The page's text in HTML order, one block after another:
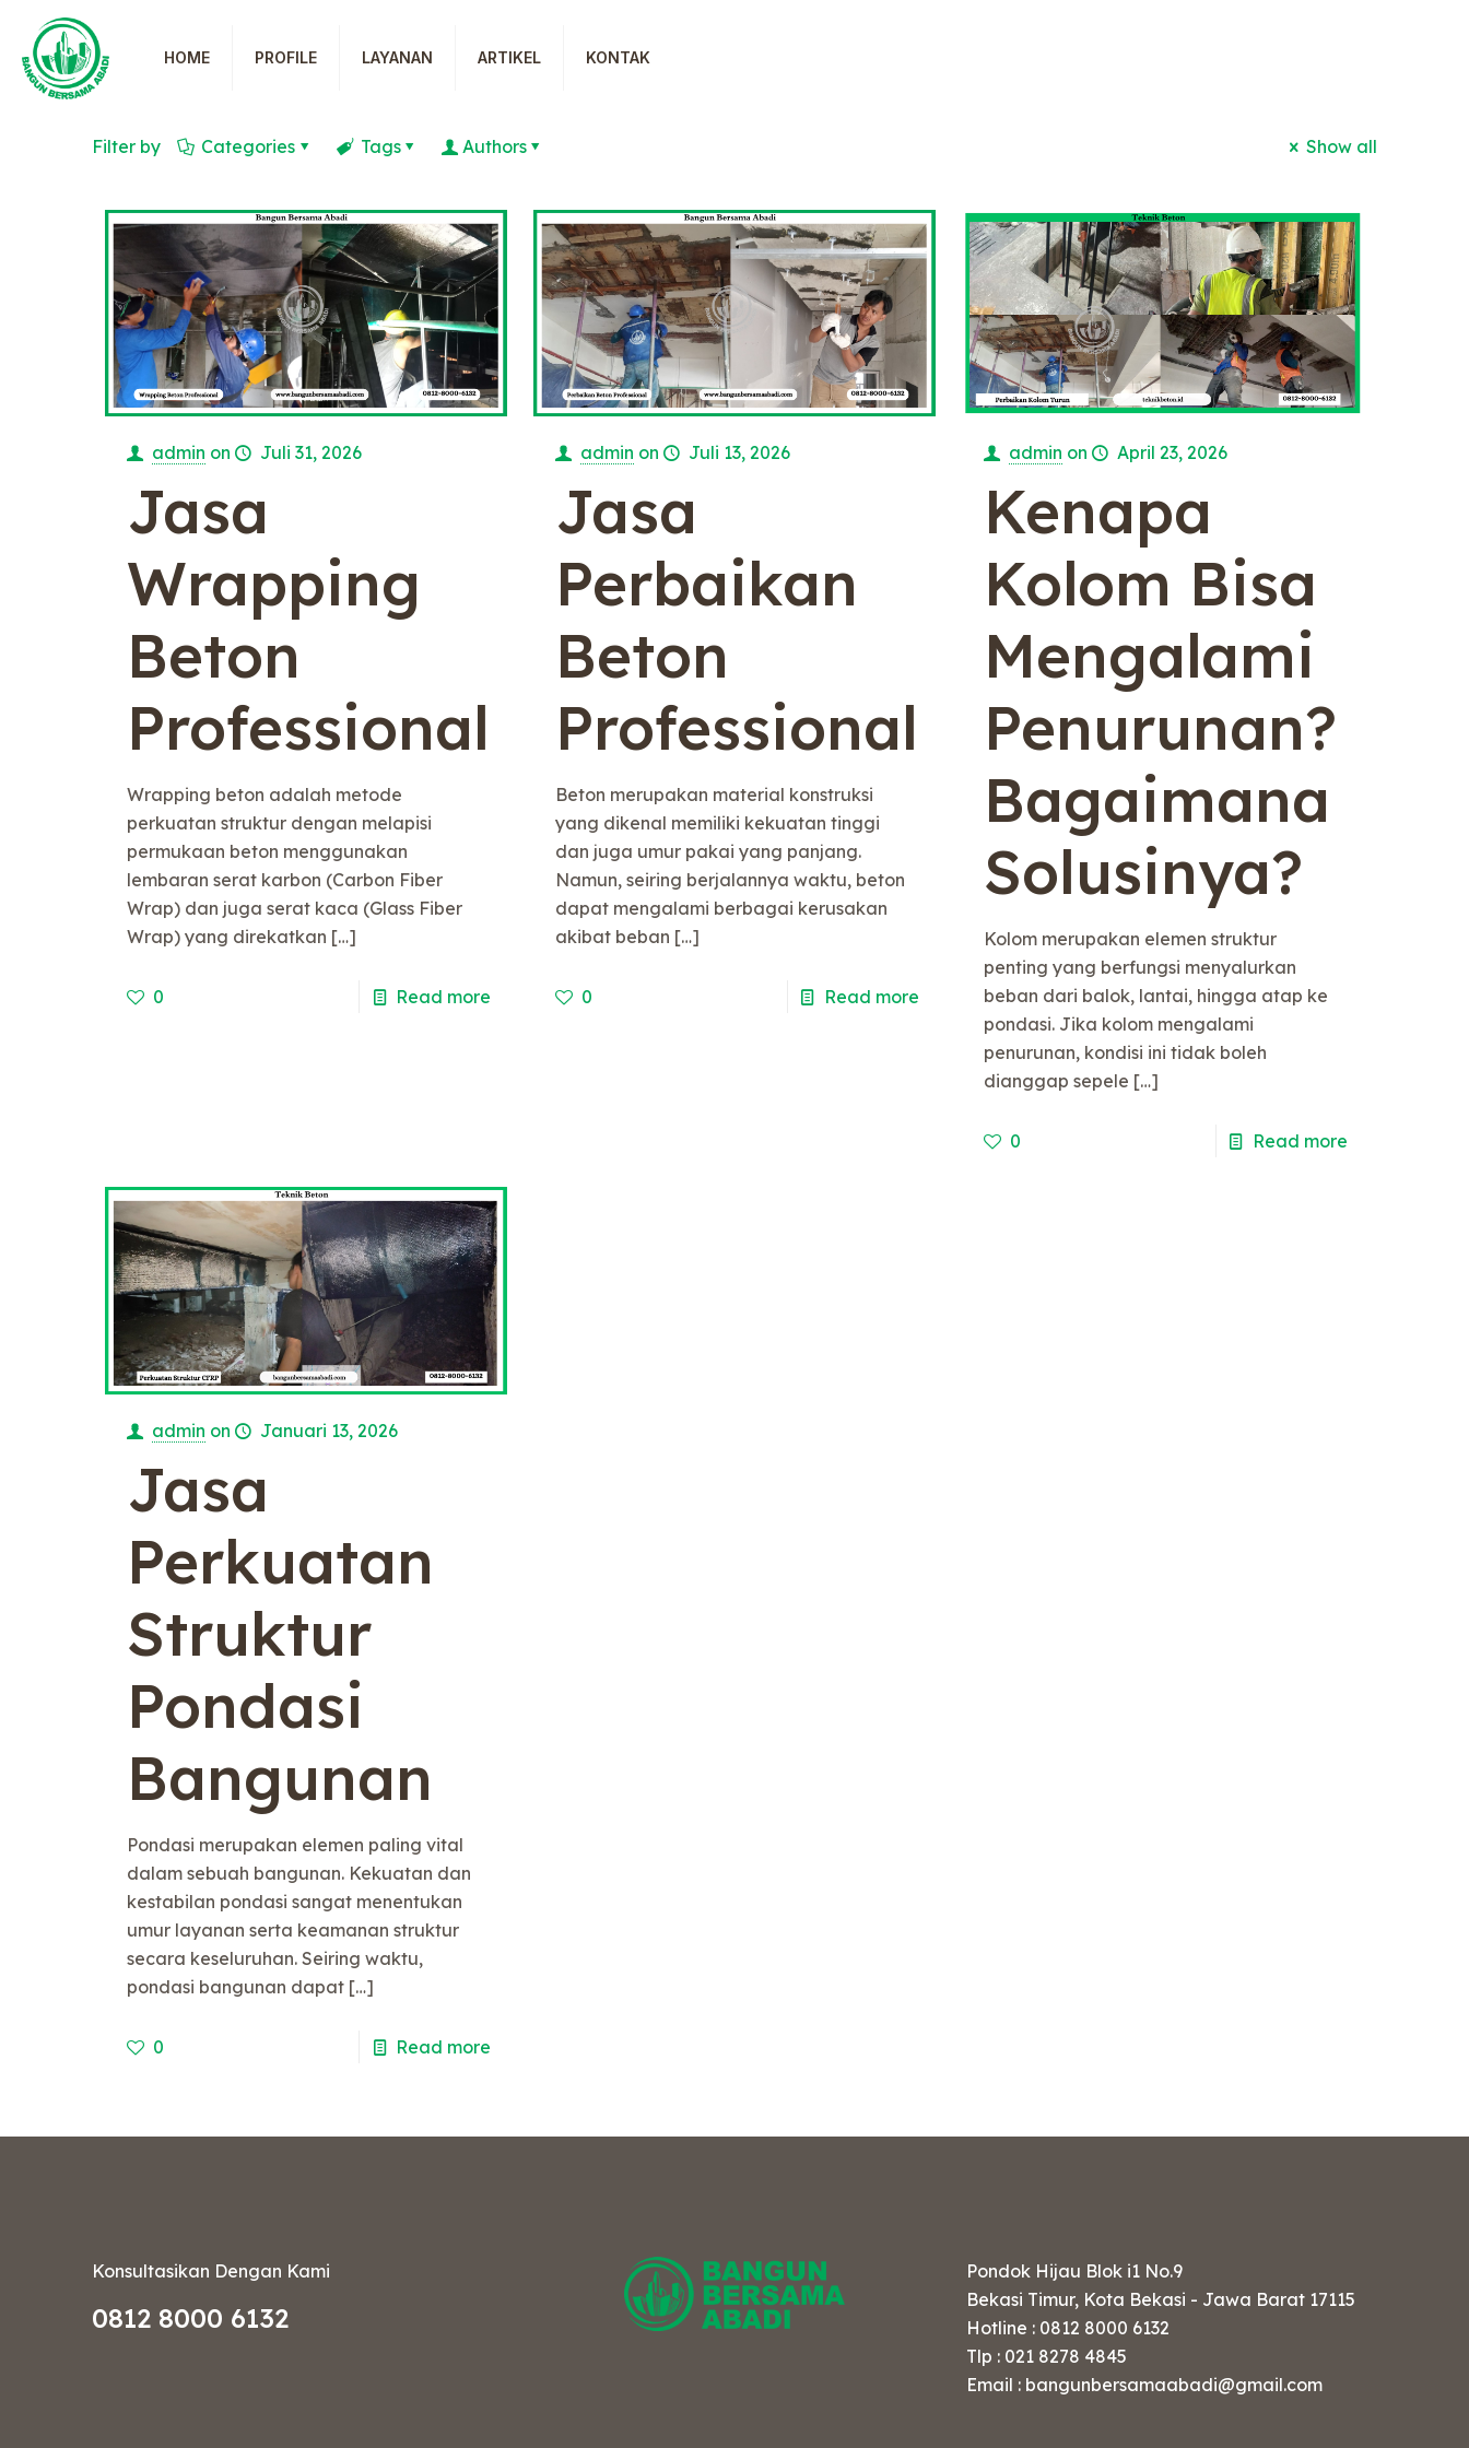
HOME PROFILE LAYANAN ARTIKEL KONTAK
Filter by Categories Tags Authors Show all
admin on Juli 31, 2026
Jasa
Wrapping
Beton
Professional
Wrapping beton adalah metode
perkuatan struktur dengan melapisi
permukaan beton menggunakan
lembaran serat karbon (Carbon Fiber
Wrap) dan juga serat kaca (Glass Fiber
Wrap) yang direkatkan […]
0 Read more
admin on Juli 13, 2026
Jasa
Perbaikan
Beton
Professional
Beton merupakan material konstruksi
yang dikenal memiliki kekuatan tinggi
dan juga umur pakai yang panjang.
Namun, seiring berjalannya waktu, beton
dapat mengalami berbagai kerusakan
akibat beban […]
0 Read more
admin on April 23, 2026
Kenapa
Kolom Bisa
Mengalami
Penurunan?
Bagaimana
Solusinya?
Kolom merupakan elemen struktur
penting yang berfungsi menyalurkan
beban dari balok, lantai, hingga atap ke
pondasi. Jika kolom mengalami
penurunan, kondisi ini tidak boleh
dianggap sepele […]
0 Read more
admin on Januari 13, 2026
Jasa
Perkuatan
Struktur
Pondasi
Bangunan
Pondasi merupakan elemen paling vital
dalam sebuah bangunan. Kekuatan dan
kestabilan pondasi sangat menentukan
umur layanan serta keamanan struktur
secara keseluruhan. Seiring waktu,
pondasi bangunan dapat[…]
0 Read more
Konsultasikan Dengan Kami
0812 8000 6132
Pondok Hijau Blok i1 No.9
Bekasi Timur, Kota Bekasi - Jawa Barat 17115
Hotline : 0812 8000 6132
Tlp : 021 8278 4845
Email : bangunbersamaabadi@gmail.com